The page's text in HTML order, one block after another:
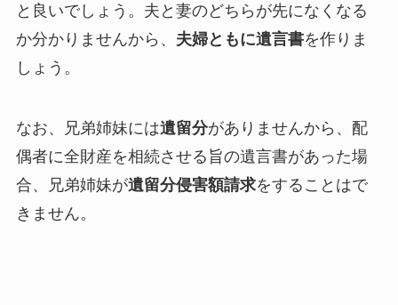
と良いでしょう。夫と妻のどちらが先になくなる
か分かりませんから、 夫婦ともに遺言書を作りま
しょう。
なお、兄弟姉妹には遺留分がありませんから、配
偶者に全財産を相続させる旨の遺言書があった場
合、兄弟姉妹が遺留分侵害額請求をすることはで
きません。